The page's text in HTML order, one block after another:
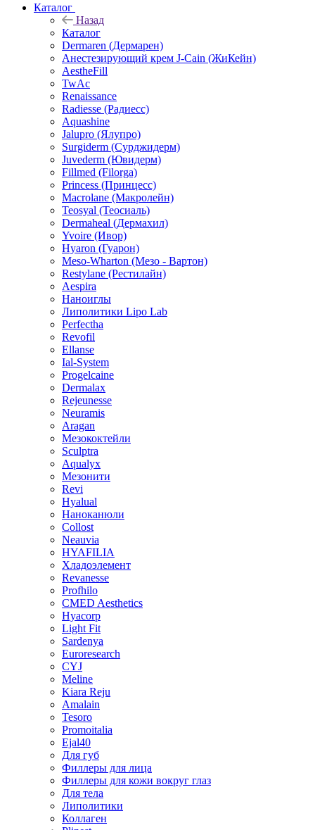
Каталог
Назад
Каталог
Dermaren (Дермарен)
Анестезирующий крем J-Cain (ЖиКейн)
AestheFill
TwAc
Renaissance
Radiesse (Радиесс)
Aquashine
Jalupro (Ялупро)
Surgiderm (Сурджидерм)
Juvederm (Ювидерм)
Fillmed (Filorga)
Princess (Принцесс)
Macrolane (Макролейн)
Teosyal (Теосиаль)
Dermaheal (Дермахил)
Yvoire (Ивор)
Hyaron (Гуарон)
Meso-Wharton (Мезо - Вартон)
Restylane (Рестилайн)
Aespira
Наноиглы
Липолитики Lipo Lab
Perfectha
Revofil
Ellanse
Ial-System
Progelcaine
Dermalax
Rejeunesse
Neuramis
Aragan
Мезококтейли
Sculptra
Aqualyx
Мезонити
Revi
Hyalual
Наноканюли
Collost
Neauvia
HYAFILIA
Хладоэлемент
Revanesse
Profhilo
CMED Aesthetics
Hyacorp
Light Fit
Sardenya
Euroresearch
CYJ
Meline
Kiara Reju
Amalain
Tesoro
Promoitalia
Ejal40
Для губ
Филлеры для лица
Филлеры для кожи вокруг глаз
Для тела
Липолитики
Коллаген